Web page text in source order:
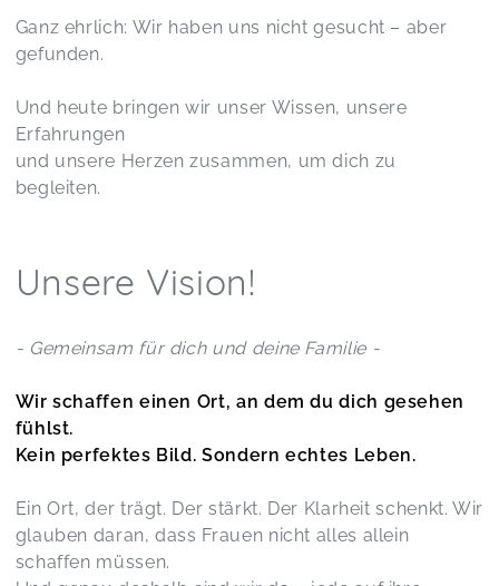
Ganz ehrlich: Wir haben uns nicht gesucht – aber
gefunden.
Und heute bringen wir unser Wissen, unsere
Erfahrungen
und unsere Herzen zusammen, um dich zu
begleiten.
Unsere Vision!
- Gemeinsam für dich und deine Familie -
Wir schaffen einen Ort, an dem du dich gesehen
fühlst.
Kein perfektes Bild. Sondern echtes Leben.
Ein Ort, der trägt. Der stärkt. Der Klarheit schenkt. Wir
glauben daran, dass Frauen nicht alles allein
schaffen müssen.